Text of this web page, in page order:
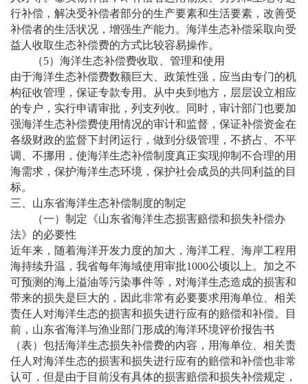
行补偿，解决受补偿者部分的生产要素和生活要素，改善受
补偿者的生活状况，增强生产能力。海洋生态补偿采取向受
益人收取生态补偿费的方式比较容易操作。
（5）海洋生态补偿费收取、管理和使用
由于海洋生态补偿费数额巨大、政策性强，应当由专门的机
构征收管理，保证专款专用。从中央到地方，层层设立相应
的专户，实行申请审批，列支列收。同时，审计部门也要加
强海洋生态补偿费使用情况的审计和监督，保证补偿资金在
各级财政的监督下封闭运行，做到分级管理，不挤占、不平
调、不挪用，使海洋生态补偿制度真正实现抑制不合理的用
海需求，保护海洋生态环境，保护社会成员的共同利益的目
标。
三、山东省海洋生态补偿制度的制定
（一）制定《山东省海洋生态损害赔偿和损失补偿办
法》的必要性
近年来，随着海洋开发力度的加大，海洋工程、海岸工程用
海持续升温，我省每年海域使用审批1000公顷以上。加之不
可预测的海上溢油等污染事件等，对海洋生态造成的损害和
带来的损失是巨大的，因此非常有必要要求用海单位、相关
责任人对海洋生态的损害和损失进行应有的赔偿和补偿。目
前，山东省海洋与渔业部门形成的海洋环境评价报告书
（表）包括海洋生态损失补偿费的内容，用海单位、相关责
任人对海洋生态的损害和损失进行应有的赔偿和补偿也非常
认可，但是由于目前没有具体的损害赔偿和损失补偿规定，